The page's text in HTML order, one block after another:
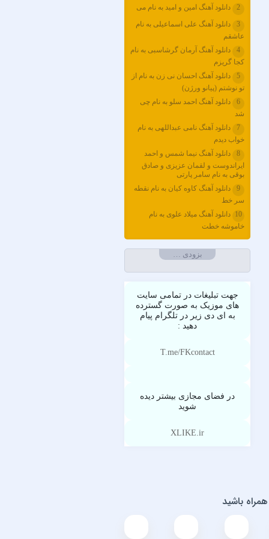
آرتام
آرتبن بهادری
آرتين شاهوران
آرتی
آرتین
آرتین بهادری
آرتین سلیمانی
آردا
آرسام
آرسین
آرش AP
آرش AP و مسیح
آرش آج
آرش آرام
آرش ای پی
آرش جلالی و آقا فرا
آرش حسینی
آرش خان احمدی
آرش داوری
آرش رادان
آرش رضوی
آرش عنقا
آرش قاسمی
2
دانلود آهنگ امین و امید به نام می
3
دانلود آهنگ علی اسماعیلی به نام
عاشقم
4
دانلود آهنگ آرمان گرشاسبی به نام
کجا گریزم
5
دانلود آهنگ احسان نی زن به نام از
تو نوشتم (پیانو ورژن)
6
دانلود آهنگ احمد سلو به نام چی
شد
7
دانلود آهنگ نامی عبداللهی به نام
خواب دیدم
8
دانلود آهنگ نیما شمس و احمد
ایراندوست و لقمان عزیزی و صادق
بوقی به نام سامر پارتی
9
دانلود آهنگ کاوه کیان به نام نقطه
سر خط
10 دانلود آهنگ میلاد علوی به نام
خاموشه خطت
بزودی …
جهت تبلیغات در تمامی سایت
های موزیک به صورت گسترده
به ای دی زیر در تلگرام پیام
دهید :
T.me/FKcontact
در فضای مجازی بیشتر دیده
شوید
XLIKE.ir
همراه باشید